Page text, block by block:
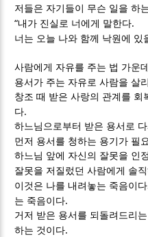
저들은 자기들이 무슨 일을 하
“내가 진실로 너에게 말한다.
너는 오늘 나와 함께 낙원에 있
사람에게 자유를 주는 법 가운
용서가 주는 자유로 사람을 살
창조 때 받은 사랑의 관계를 회
다.
하느님으로부터 받은 용서로
먼저 용서를 청하는 용기가 필
하느님 앞에 자신의 잘못을 인
잘못을 저질렀던 사람에게 솔
이것은 나를 내려놓는 죽음이다
는 죽음이다.
거저 받은 용서를 되돌려드리
하는 것이다.